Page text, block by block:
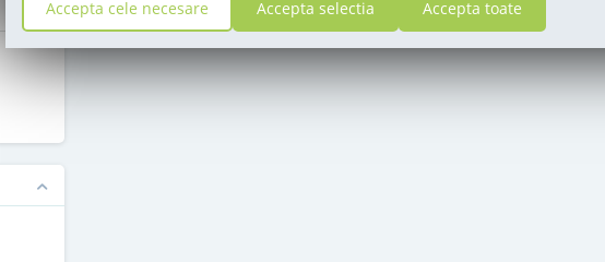
Accepta cele necesare Accepta selectia Accepta toate